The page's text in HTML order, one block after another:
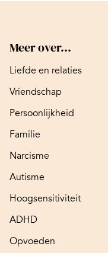
Meer over...
Liefde en relaties
Vriendschap
Persoonlijkheid
Familie
Narcisme
Autisme
Hoogsensitiviteit
ADHD
Opvoeden